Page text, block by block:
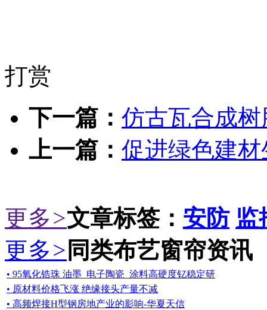
打赏
下一篇： 仿古瓦合成树
上一篇： 促进绿色建
更多>文章标签： 安防 监
更多> 同类布艺窗帘资讯
• 95氧化锆珠 油墨_电子陶瓷_涂料高硬度钇稳定研
• 原材料价格飞涨 绝缘接头产量不减
• 高频焊接H型钢房地产业的影响-华夏天信